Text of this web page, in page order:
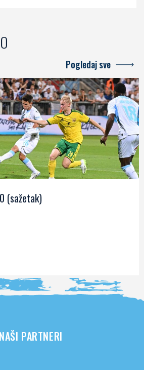
Pogledaj sve
(sažetak)
NAŠI PARTNERI